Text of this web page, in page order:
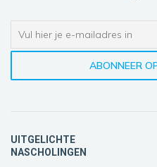
UITGELICHTE
NASCHOLINGEN